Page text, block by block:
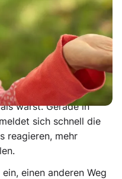
oder zu
Akt der Freundschaft
für andere da,
– und mit dir selbst
einem guten Freund
wärst. Gerade in
sich schnell die
reagieren, mehr
einen anderen Weg